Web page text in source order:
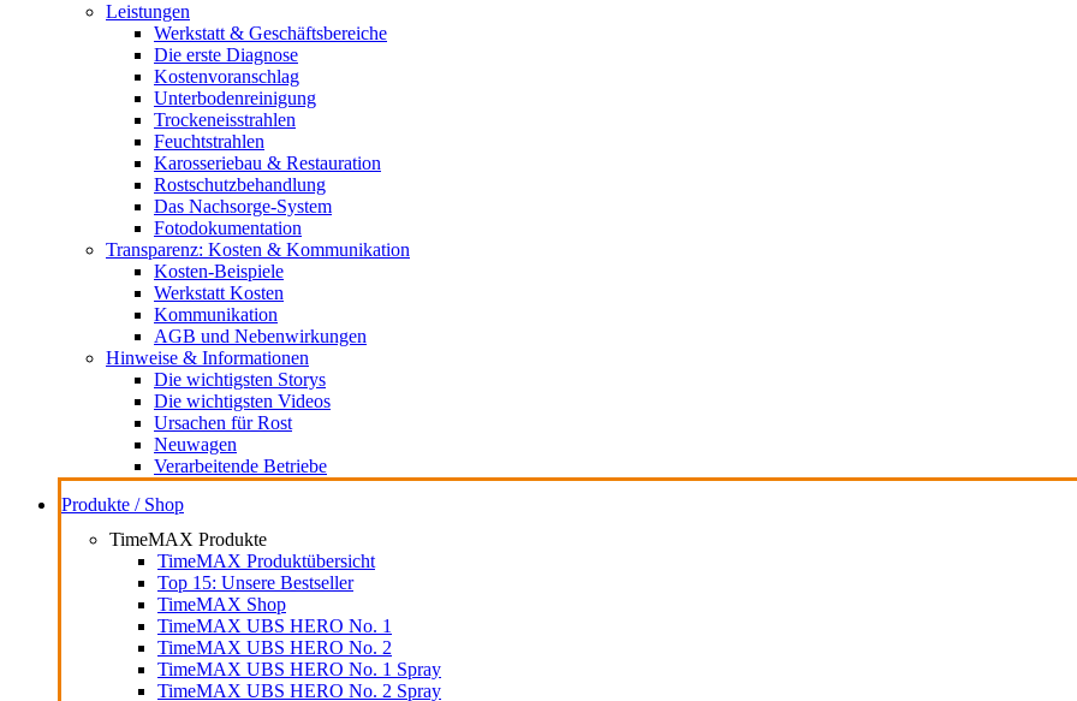
Leistungen
Werkstatt & Geschäftsbereiche
Die erste Diagnose
Kostenvoranschlag
Unterbodenreinigung
Trockeneisstrahlen
Feuchtstrahlen
Karosseriebau & Restauration
Rostschutzbehandlung
Das Nachsorge-System
Fotodokumentation
Transparenz: Kosten & Kommunikation
Kosten-Beispiele
Werkstatt Kosten
Kommunikation
AGB und Nebenwirkungen
Hinweise & Informationen
Die wichtigsten Storys
Die wichtigsten Videos
Ursachen für Rost
Neuwagen
Verarbeitende Betriebe
Produkte / Shop
TimeMAX Produkte
TimeMAX Produktübersicht
Top 15: Unsere Bestseller
TimeMAX Shop
TimeMAX UBS HERO No. 1
TimeMAX UBS HERO No. 2
TimeMAX UBS HERO No. 1 Spray
TimeMAX UBS HERO No. 2 Spray